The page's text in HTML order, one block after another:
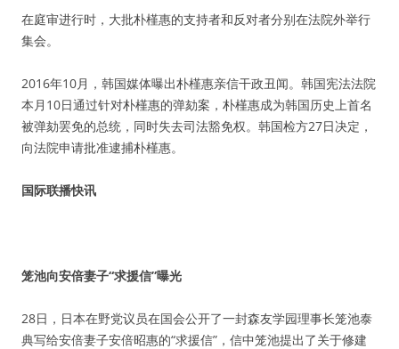
在庭审进行时，大批朴槿惠的支持者和反对者分别在法院外举行
集会。
2016年10月，韩国媒体曝出朴槿惠亲信干政丑闻。韩国宪法法院
本月10日通过针对朴槿惠的弹劾案，朴槿惠成为韩国历史上首名
被弹劾罢免的总统，同时失去司法豁免权。韩国检方27日决定，
向法院申请批准逮捕朴槿惠。
国际联播快讯
笼池向安倍妻子“求援信”曝光
28日，日本在野党议员在国会公开了一封森友学园理事长笼池泰
典写给安倍妻子安倍昭惠的“求援信”，信中笼池提出了关于修建